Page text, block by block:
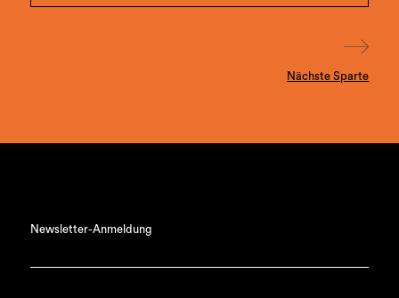
Nächste Sparte
Newsletter-Anmeldung